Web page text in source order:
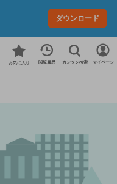
ダウンロード
お気に入り 閲覧履歴 カンタン検索 マイページ